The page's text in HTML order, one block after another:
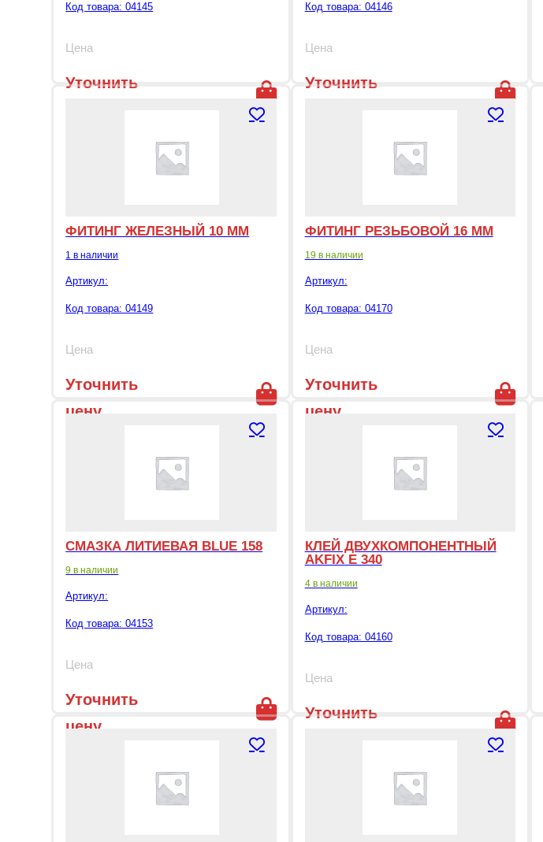
Код товара: 04145
Цена
Уточнить
Код товара: 04146
Цена
Уточнить
ФИТИНГ ЖЕЛЕЗНЫЙ 10 ММ
1 в наличии
Артикул:
Код товара: 04149
Цена
Уточнить
цену
ФИТИНГ РЕЗЬБОВОЙ 16 ММ
19 в наличии
Артикул:
Код товара: 04170
Цена
Уточнить
цену
СМАЗКА ЛИТИЕВАЯ BLUE 158
9 в наличии
Артикул:
Код товара: 04153
Цена
Уточнить
цену
КЛЕЙ ДВУХКОМПОНЕНТНЫЙ
AKFIX Е 340
4 в наличии
Артикул:
Код товара: 04160
Цена
Уточнить